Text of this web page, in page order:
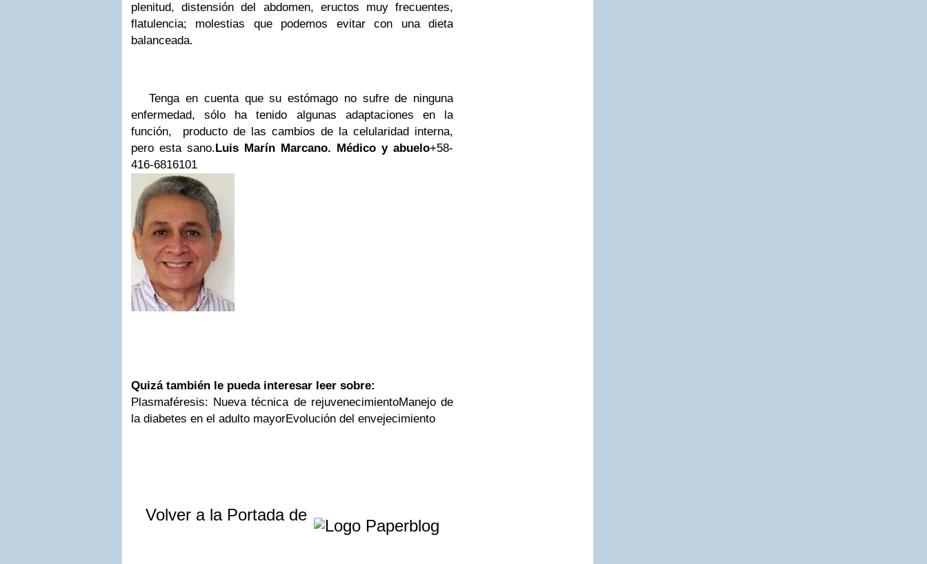
plenitud, distensión del abdomen, eructos muy frecuentes,
flatulencia; molestias que podemos evitar con una dieta
balanceada.
Tenga en cuenta que su estómago no sufre de ninguna
enfermedad, sólo ha tenido algunas adaptaciones en la
función, producto de las cambios de la celularidad interna,
pero esta sano.Luis Marín Marcano. Médico y abuelo+58-
416-6816101
Quizá también le pueda interesar leer sobre:
Plasmaféresis: Nueva técnica de rejuvenecimientoManejo de
la diabetes en el adulto mayorEvolución del envejecimiento
Volver a la Portada de